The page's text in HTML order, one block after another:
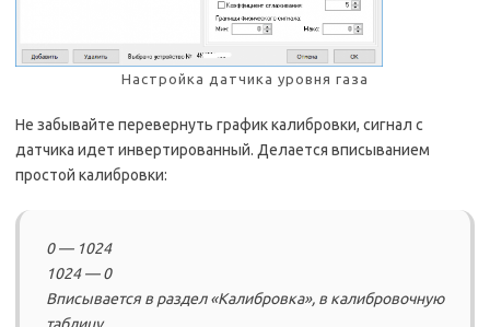
Настройка датчика уровня газа
Не забывайте перевернуть график калибровки, сигнал с
датчика идет инвертированный. Делается вписыванием
простой калибровки:
0 — 1024
1024 — 0
Вписывается в раздел «Калибровка», в калибровочную